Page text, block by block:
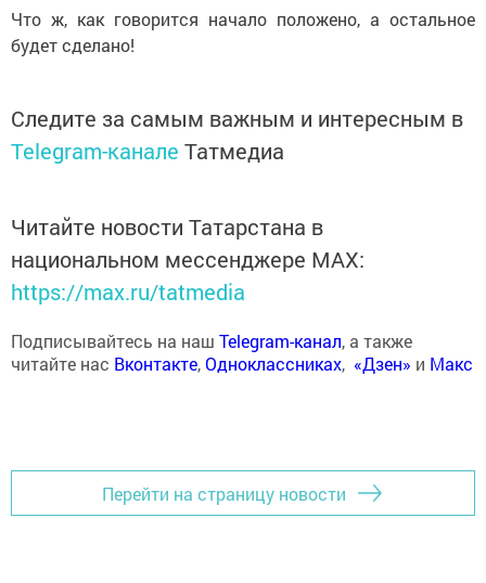
Что ж, как говорится начало положено, а остальное
будет сделано!
Следите за самым важным и интересным в
Telegram-канале Татмедиа
Читайте новости Татарстана в
национальном мессенджере MАХ:
https://max.ru/tatmedia
Подписывайтесь на наш Telegram-канал, а также
читайте нас Вконтакте,Одноклассниках, «Дзен» и Макс
Перейти на страницу новости